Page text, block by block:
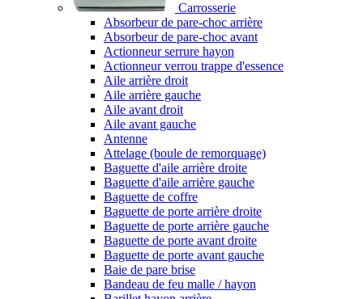
Carrosserie
Absorbeur de pare-choc arrière
Absorbeur de pare-choc avant
Actionneur serrure hayon
Actionneur verrou trappe d'essence
Aile arrière droit
Aile arrière gauche
Aile avant droit
Aile avant gauche
Antenne
Attelage (boule de remorquage)
Baguette d'aile arrière droite
Baguette d'aile arrière gauche
Baguette de coffre
Baguette de porte arrière droite
Baguette de porte arrière gauche
Baguette de porte avant droite
Baguette de porte avant gauche
Baie de pare brise
Bandeau de feu malle / hayon